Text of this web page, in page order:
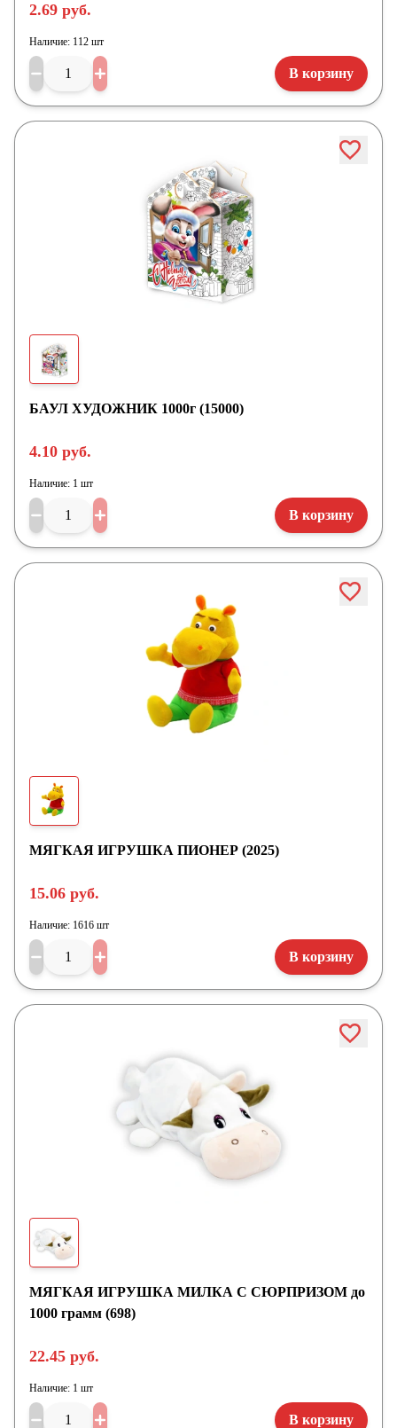
2.69 руб.
Наличие: 112 шт
В корзину
БАУЛ ХУДОЖНИК 1000г (15000)
4.10 руб.
Наличие: 1 шт
В корзину
МЯГКАЯ ИГРУШКА ПИОНЕР (2025)
15.06 руб.
Наличие: 1616 шт
В корзину
МЯГКАЯ ИГРУШКА МИЛКА С СЮРПРИЗОМ до
1000 грамм (698)
22.45 руб.
Наличие: 1 шт
В корзину